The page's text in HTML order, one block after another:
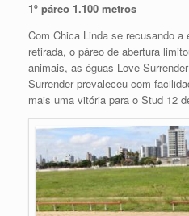
1º páreo 1.100 metros
Com Chica Linda se recusando a
retirada, o páreo de abertura
animais, as éguas Love
Surrender prevaleceu com
mais uma vitória para o Stud 12